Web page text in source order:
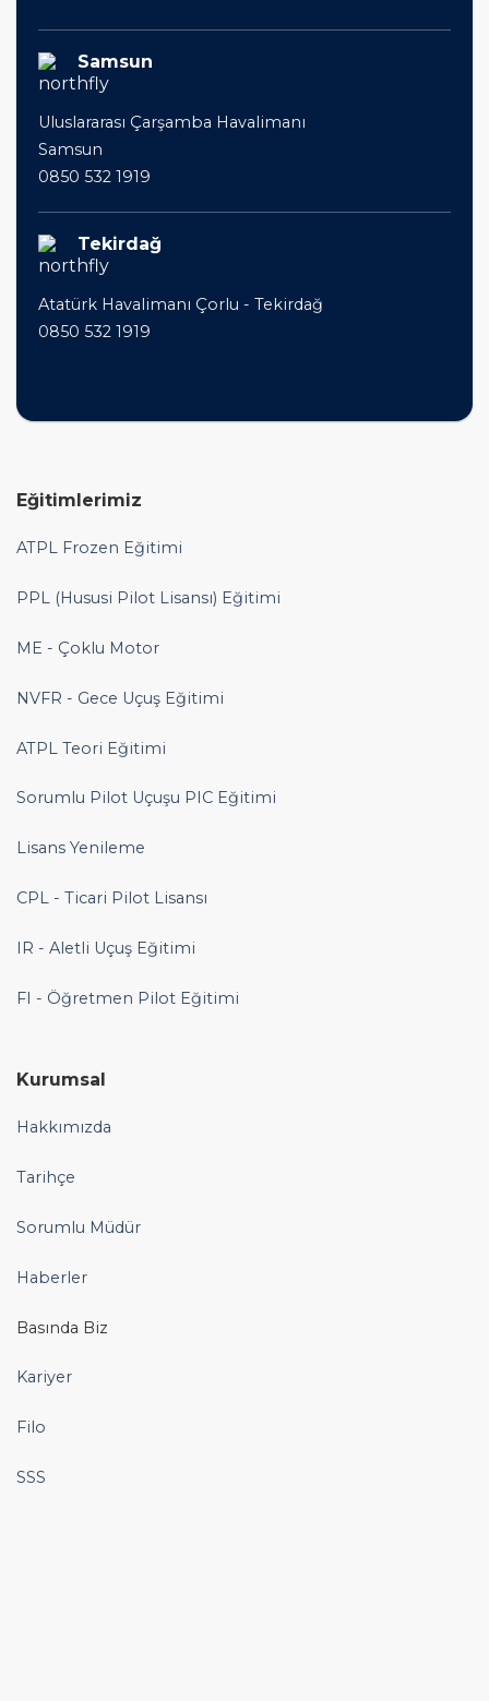
Samsun
Uluslararası Çarşamba Havalimanı
Samsun
0850 532 1919
Tekirdağ
Atatürk Havalimanı Çorlu - Tekirdağ
0850 532 1919
Eğitimlerimiz
ATPL Frozen Eğitimi
PPL (Hususi Pilot Lisansı) Eğitimi
ME - Çoklu Motor
NVFR - Gece Uçuş Eğitimi
ATPL Teori Eğitimi
Sorumlu Pilot Uçuşu PIC Eğitimi
Lisans Yenileme
CPL - Ticari Pilot Lisansı
IR - Aletli Uçuş Eğitimi
FI - Öğretmen Pilot Eğitimi
Kurumsal
Hakkımızda
Tarihçe
Sorumlu Müdür
Haberler
Basında Biz
Kariyer
Filo
SSS